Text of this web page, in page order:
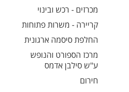
מכרזים - רכש ובינוי
קריירה - משרות פתוחות
החלפת סיסמה ארגונית
מרכז הספורט והנופש
ע"ש סילבן אדמס
חירום